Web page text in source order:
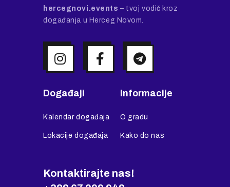
hercegnovi.events – tvoj vodič kroz
događanja u Herceg Novom.
Događaji
Kalendar događaja
Lokacije događaja
Informacije
O gradu
Kako do nas
Kontaktirajte nas!